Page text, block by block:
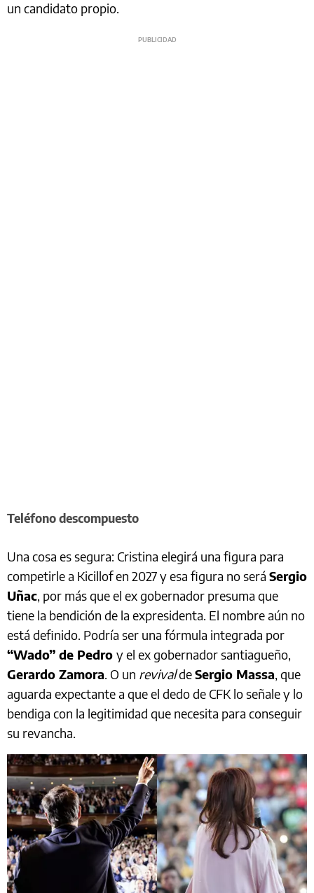
un candidato propio.
Teléfono descompuesto
Una cosa es segura: Cristina elegirá una figura para
competirle a Kicillof en 2027 y esa figura no será Sergio
Uñac, por más que el ex gobernador presuma que
tiene la bendición de la expresidenta. El nombre aún no
está definido. Podría ser una fórmula integrada por
“Wado” de Pedro y el ex gobernador santiagueño,
Gerardo Zamora. O un revivaldeSergio Massa, que
aguarda expectante a que el dedo de CFK lo señale y lo
bendiga con la legitimidad que necesita para conseguir
su revancha.